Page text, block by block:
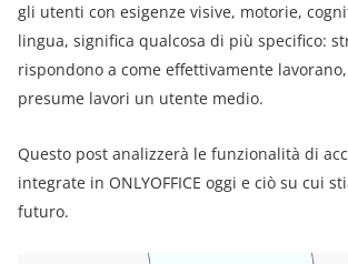
gli utenti con esigenze visive, motorie,
lingua, significa qualcosa di più specifico:
rispondono a come effettivamente
presume lavori un utente medio.
Questo post analizzerà le funzionalità di
integrate in ONLYOFFICE oggi e ciò su cui
futuro.